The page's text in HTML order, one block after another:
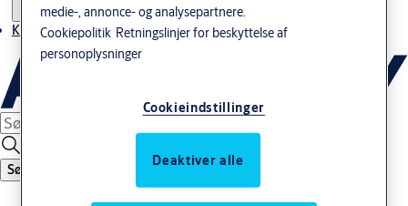
Kontakt os
Søg
medie-, annonce- og analysepartnere.
Cookiepolitik Retningslinjer for beskyttelse af
personoplysninger
Cookieindstillinger
Deaktiver alle